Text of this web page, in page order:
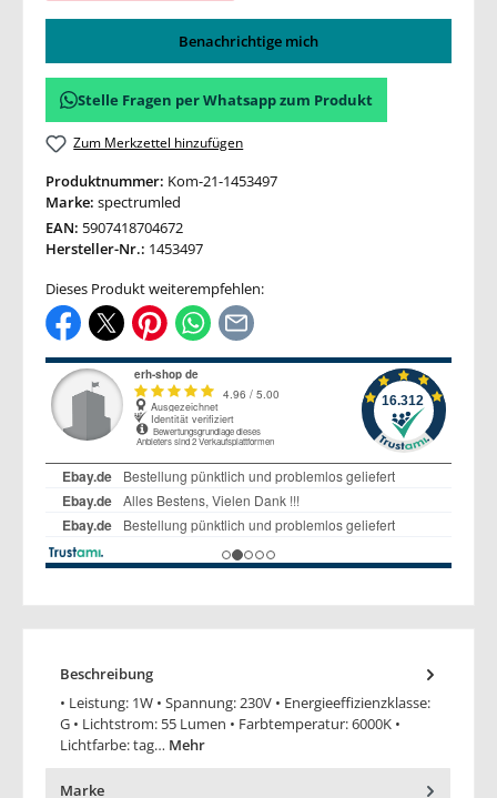
Benachrichtige mich
Stelle Fragen per Whatsapp zum Produkt
Zum Merkzettel hinzufügen
Produktnummer: Kom-21-1453497
Marke: spectrumled
EAN: 5907418704672
Hersteller-Nr.: 1453497
Dieses Produkt weiterempfehlen:
Beschreibung
• Leistung: 1W • Spannung: 230V • Energieeffizienzklasse:
G • Lichtstrom: 55 Lumen • Farbtemperatur: 6000K •
Lichtfarbe: tag… Mehr
Marke